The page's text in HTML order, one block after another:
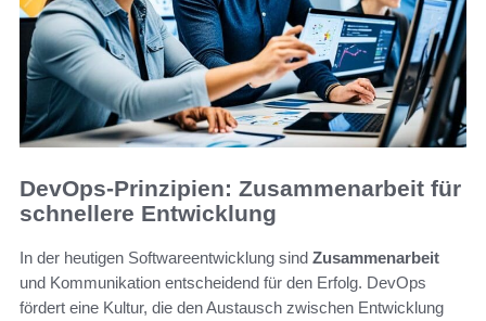
DevOps-Prinzipien: Zusammenarbeit für
schnellere Entwicklung
In der heutigen Softwareentwicklung sind Zusammenarbeit
und Kommunikation entscheidend für den Erfolg. DevOps
fördert eine Kultur, die den Austausch zwischen Entwicklung